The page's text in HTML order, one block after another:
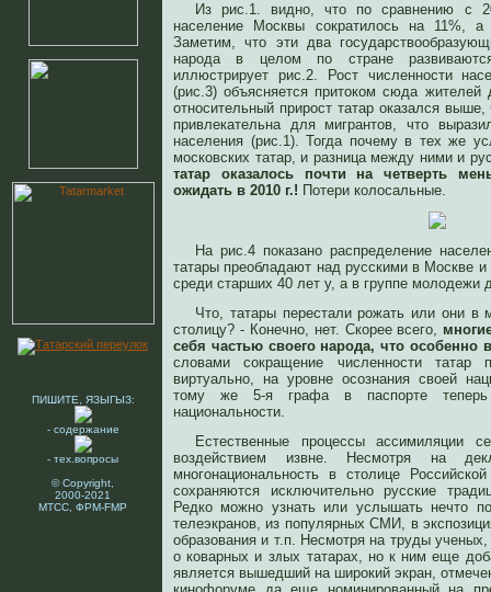
ПИШИТЕ, ЯЗЫГЫЗ:
- содержание
- тех.вопросы
© Copyright,
2000-2021
МТСС, ФРМ-FMP
Из рис.1. видно, что по сравнению с
население Москвы сократилось на 11%, а
Заметим, что эти два
народа в целом по стране
иллюстрирует рис.2. Рост численности
(рис.3) объясняется притоком сюда жителей
относительный прирост татар оказался
привлекательна для мигрантов, что
населения (рис.1). Тогда почему в тех же
московских татар, и разница между ними и
татар оказалось почти на четверть
ожидать в 2010 г.! Потери колосальные.
На рис.4 показано распределение
татары преобладают над русскими в Москве
среди старших 40 лет у, а в группе молодежи
Что, татары перестали рожать или они в
столицу? - Конечно, нет. Скорее всего,
себя частью своего народа, что
словами сокращение численности татар
виртуально, на уровне осознания своей
тому же 5-я графа в паспорте
национальности.
Естественные процессы ассимиляции
воздействием извне. Несмотря на
многонациональность в столице
сохраняются исключительно русские
Редко можно узнать или услышать нечто
телеэкранов, из популярных СМИ, в
образования и т.п. Несмотря на труды
о коварных и злых татарах, но к ним еще
является вышедший на широкий экран,